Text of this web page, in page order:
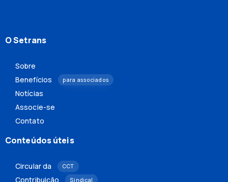
O Setrans
Sobre
Benefícios
para associados
Notícias
Associe-se
Contato
Conteúdos úteis
Circular da CCT
Contribuição Sindical